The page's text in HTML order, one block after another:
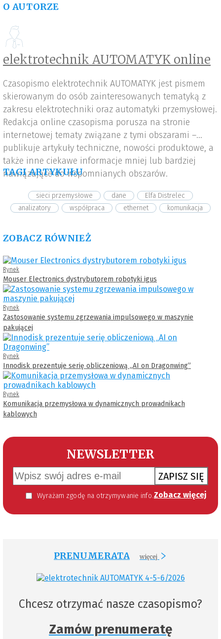
O AUTORZE
elektrotechnik AUTOMATYK online
Czasopismo elektrotechnik AUTOMATYK jest pismem
skierowanym do osób zainteresowanych tematyką z
zakresu elektrotechniki oraz automatyki przemysłowej.
Redakcja online czasopisma porusza na stronie
internetowej tematy związane z tymi obszarami –
publikuje artykuły techniczne, nowości produktowe, a
także inne ciekawe informacje mniej lub bardziej
nawiązujące do wspomnianych obszarów.
TAGI ARTYKUŁU
sieci przemysłowe dane
Elfa Distrelec
analizatory
współpraca ethernet komunikacja
ZOBACZ RÓWNIEŻ
Rynek
Mouser Electronics dystrybutorem robotyki igus
Rynek
Zastosowanie systemu zgrzewania impulsowego w maszynie
pakującej
Rynek
Innodisk prezentuje serię obliczeniową „AI on Dragonwing”
Rynek
Komunikacja przemysłowa w dynamicznych prowadnikach
kablowych
NEWSLETTER
ZAPISZ SIĘ
Wyrażam zgodę na otrzymywanie informacji handlowej kierowanej do mnie za pomocą środków komunikacji elektronicznej w szczególności poczty elektronicznej zgodnie z przepisem art. 10 ust 2 ustawy z dnia 18 lipca 2002 roku o świadczeniu usług drogą elektroniczną (Dz. U. 144 z 2002 r. poz. 1204). Zgoda jest dobrowolna, jednak jej wyrażenie jest konieczne, aby otrzymywać newsletter. Zobacz więcej
PRENUMERATA więcej
Chcesz otrzymać nasze czasopismo?
Zamów prenumeratę